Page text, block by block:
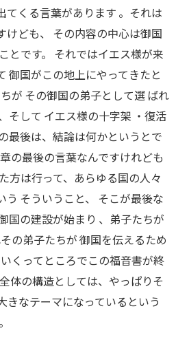
てくる言葉があります 。それは
けども、 その内容の中心は御国
とです。 それではイエス様が来
御国がこの地上にやってきたと
が その御国の弟子として選 ばれ
そして イエス様の十字架 ・復活
最後は、結論は何かというとで
の最後の言葉なんですけれども
方は行って、あらゆる国の人々
う そういうこと、 そこが最後な
国の建設が始まり 、弟子たちが
の弟子たちが 御国を伝えるため
くってところでこの福音書が終
体の構造としては、やっぱりそ
きなテーマになっているという